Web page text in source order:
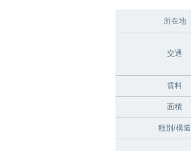
所在地
交通
賃料
面積
種別/構造